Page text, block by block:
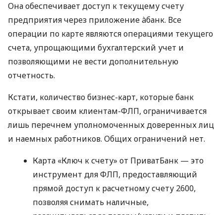
Она обеспечивает доступ к текущему счету
предприятия через приложение àбанк. Все
операции по карте являются операциями текущего
счета, упрощающими бухгалтерский учет и
позволяющими не вести дополнительную
отчетность.
Кстати, количество бизнес-карт, которые банк
открывает своим клиентам-ФЛП, ограничивается
лишь перечнем уполномоченных доверенных лиц
и наемных работников. Общих ограничений нет.
Карта «Ключ к счету» от ПриватБанк — это
инструмент для ФЛП, предоставляющий
прямой доступ к расчетному счету 2600,
позволяя снимать наличные,